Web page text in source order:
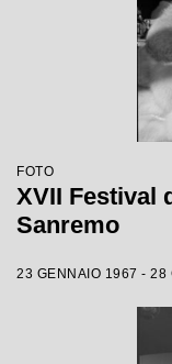
FOTO
XVII Festival
Sanremo
23 GENNAIO 1967 - 28